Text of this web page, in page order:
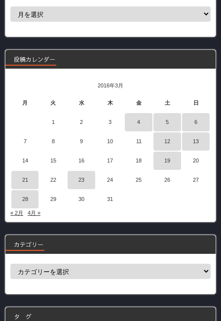
過
事
投稿カレンダー
2016年3月
月 火 水 木 金 土 日
1 2 3 4 5 6
7 8 9 10 11 12 13
14 15 16 17 18 19 20
21 22 23 24 25 26 27
28 29 30 31
« 2月 4月 »
カテゴリー
カ
ー
タ グ